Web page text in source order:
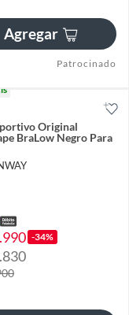
Agregar
Patrocinado
Original
BraLow Negro Para
-34%